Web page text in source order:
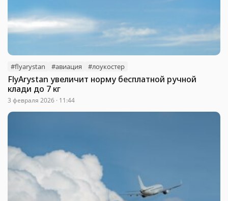
#flyarystan #авиация #лоукостер
FlyArystan увеличит норму бесплатной ручной
клади до 7 кг
3 февраля 2026 · 11:44